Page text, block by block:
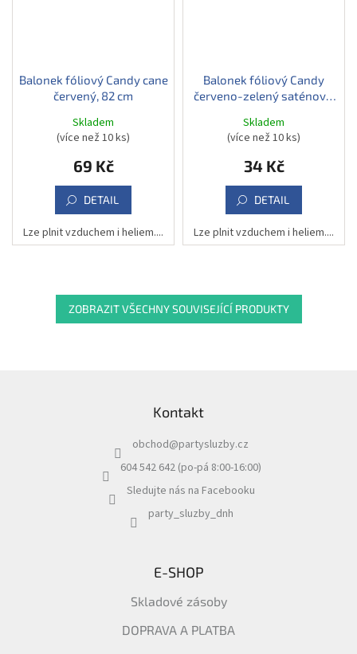
Balonek fóliový Candy cane
červený, 82 cm
Skladem
(více než 10 ks)
69 Kč
DETAIL
Lze plnit vzduchem i heliem....
Balonek fóliový Candy
červeno-zelený saténový,
Skladem
(více než 10 ks)
34 Kč
DETAIL
Lze plnit vzduchem i heliem....
ZOBRAZIT VŠECHNY SOUVISEJÍCÍ PRODUKTY
Kontakt
obchod@partysluzby.cz
604 542 642 (po-pá 8:00-16:00)
Sledujte nás na Facebooku
party_sluzby_dnh
E-SHOP
Skladové zásoby
DOPRAVA A PLATBA